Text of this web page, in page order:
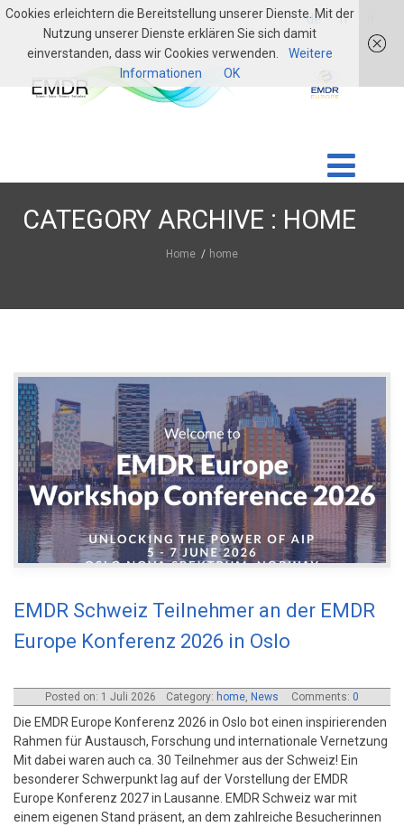
login de fr
CATEGORY ARCHIVE : HOME
Home home
EMDR Schweiz Teilnehmer an der EMDR
Europe Konferenz 2026 in Oslo
Posted on: 1 Juli 2026 Category: home News Comments: 0
Die EMDR Europe Konferenz 2026 in Oslo bot einen inspirierenden
Rahmen für Austausch, Forschung und internationale Vernetzung
Mit dabei waren auch ca. 30 Teilnehmer aus der Schweiz! Ein
besonderer Schwerpunkt lag auf der Vorstellung der EMDR
Europe Konferenz 2027 in Lausanne. EMDR Schweiz war mit
einem eigenen Stand präsent, an dem zahlreiche Besucherinnen
Cookies erleichtern die Bereitstellung unserer Dienste. Mit der
Nutzung unserer Dienste erklären Sie sich damit
einverstanden, dass wir Cookies verwenden.
Weitere
Informationen
OK